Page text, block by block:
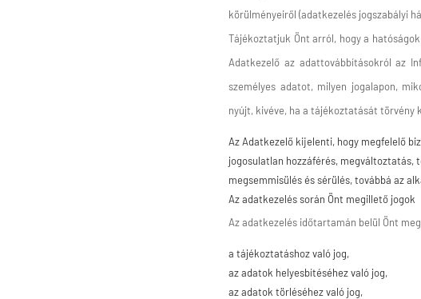
körülményeiről (adatkezelés jogszabályi
Tájékoztatjuk Önt arról, hogy a
Adatkezelő az adattovábbításokról az
személyes adatot, milyen jogalapon,
nyújt, kivéve, ha a tájékoztatását törvény
Az Adatkezelő kijelenti, hogy megfelelő
jogosulatlan hozzáférés, megváltoztatás,
megsemmisülés és sérülés, továbbá az
Az adatkezelés során Önt megillető jogok
Az adatkezelés időtartamán belül Önt
a tájékoztatáshoz való jog,
az adatok helyesbítéséhez való jog,
az adatok törléséhez való jog,